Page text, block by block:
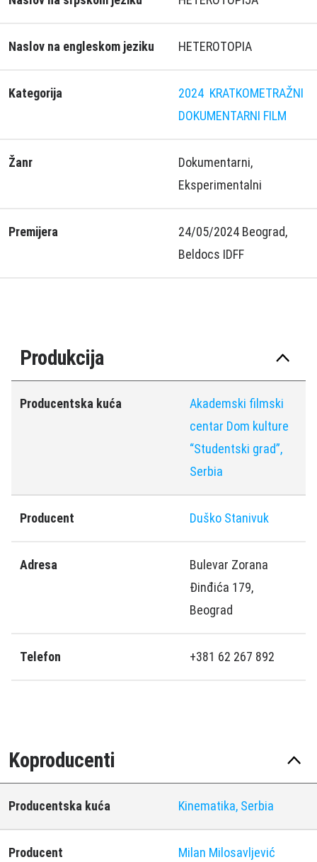
Naslov na engleskom jeziku HETEROTOPIA
Kategorija 2024 KRATKOMETRAŽNI
DOKUMENTARNI FILM
Žanr
Dokumentarni,
Eksperimentalni
Premijera
24/05/2024 Beograd,
Beldocs IDFF
Produkcija
Producentska kuća
Akademski filmski
centar Dom kulture
“Studentski grad”,
Serbia
Producent Duško Stanivuk
Adresa
Bulevar Zorana
Đinđića 179,
Beograd
Telefon +381 62 267 892
Koproducenti
Producentska kuća Kinematika, Serbia
Producent Milan Milosavljević